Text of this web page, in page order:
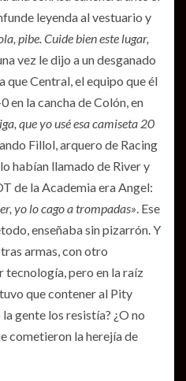
leyenda al vestuario y
pibe. Cuide bien este lugar,
vez le dijo a un desganado
que Central, el equipo que él
en la cancha de Colón, en
que yo usé esa camiseta 20
Fillol, arquero de Racing
habían llamado de River y
de la Academia era Angel:
yo lo cago a trompadas». Ese
enseñaba sin pizarrón. Y
armas, con otro
tecnología, pero en la raíz
que contener al Pity
gente los resistía? ¿O no
cometieron la herejía de